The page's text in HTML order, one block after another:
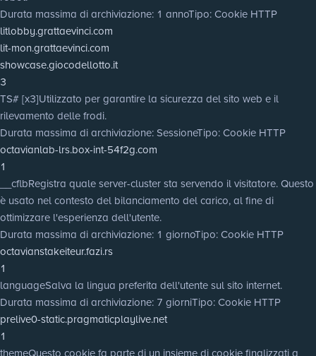
Durata massima di archiviazione: 1 annoTipo: Cookie HTTP
litlobby.grattaevinci.com
lit-mon.grattaevinci.com
showcase.giocodellotto.it
3
TS# [x3]Utilizzato per garantire la sicurezza del sito web e il
rilevamento delle frodi.
Durata massima di archiviazione: SessioneTipo: Cookie HTTP
octavianlab-lrs.box-int-54f2g.com
1
__cflbRegistra quale server-cluster sta servendo il visitatore. Questo
è usato nel contesto del bilanciamento del carico, al fine di
ottimizzare l'esperienza dell'utente.
Durata massima di archiviazione: 1 giornoTipo: Cookie HTTP
octavianstakeiteur.fazi.rs
1
languageSalva la lingua preferita dell'utente sul sito internet.
Durata massima di archiviazione: 7 giorniTipo: Cookie HTTP
prelive0-static.pragmaticplaylive.net
1